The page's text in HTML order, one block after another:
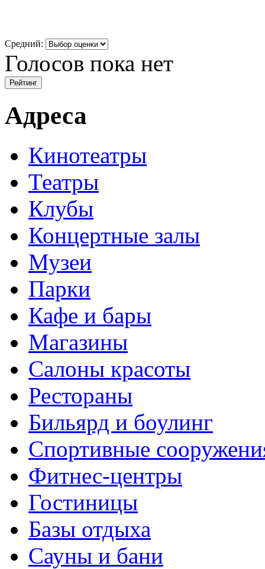
Средний:
Голосов пока нет
Адреса
Кинотеатры
Театры
Клубы
Концертные залы
Музеи
Парки
Кафе и бары
Магазины
Салоны красоты
Рестораны
Бильярд и боулинг
Спортивные
Фитнес-центры
Гостиницы
Базы отдыха
Сауны и бани